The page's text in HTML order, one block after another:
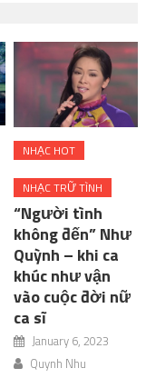
NHẠC HOT
NHẠC TRỮ TÌNH
“Người tình
không đến” Như
Quỳnh – khi ca
khúc như vận
vào cuộc đời nữ
ca sĩ
January 6, 2023
Quynh Nhu